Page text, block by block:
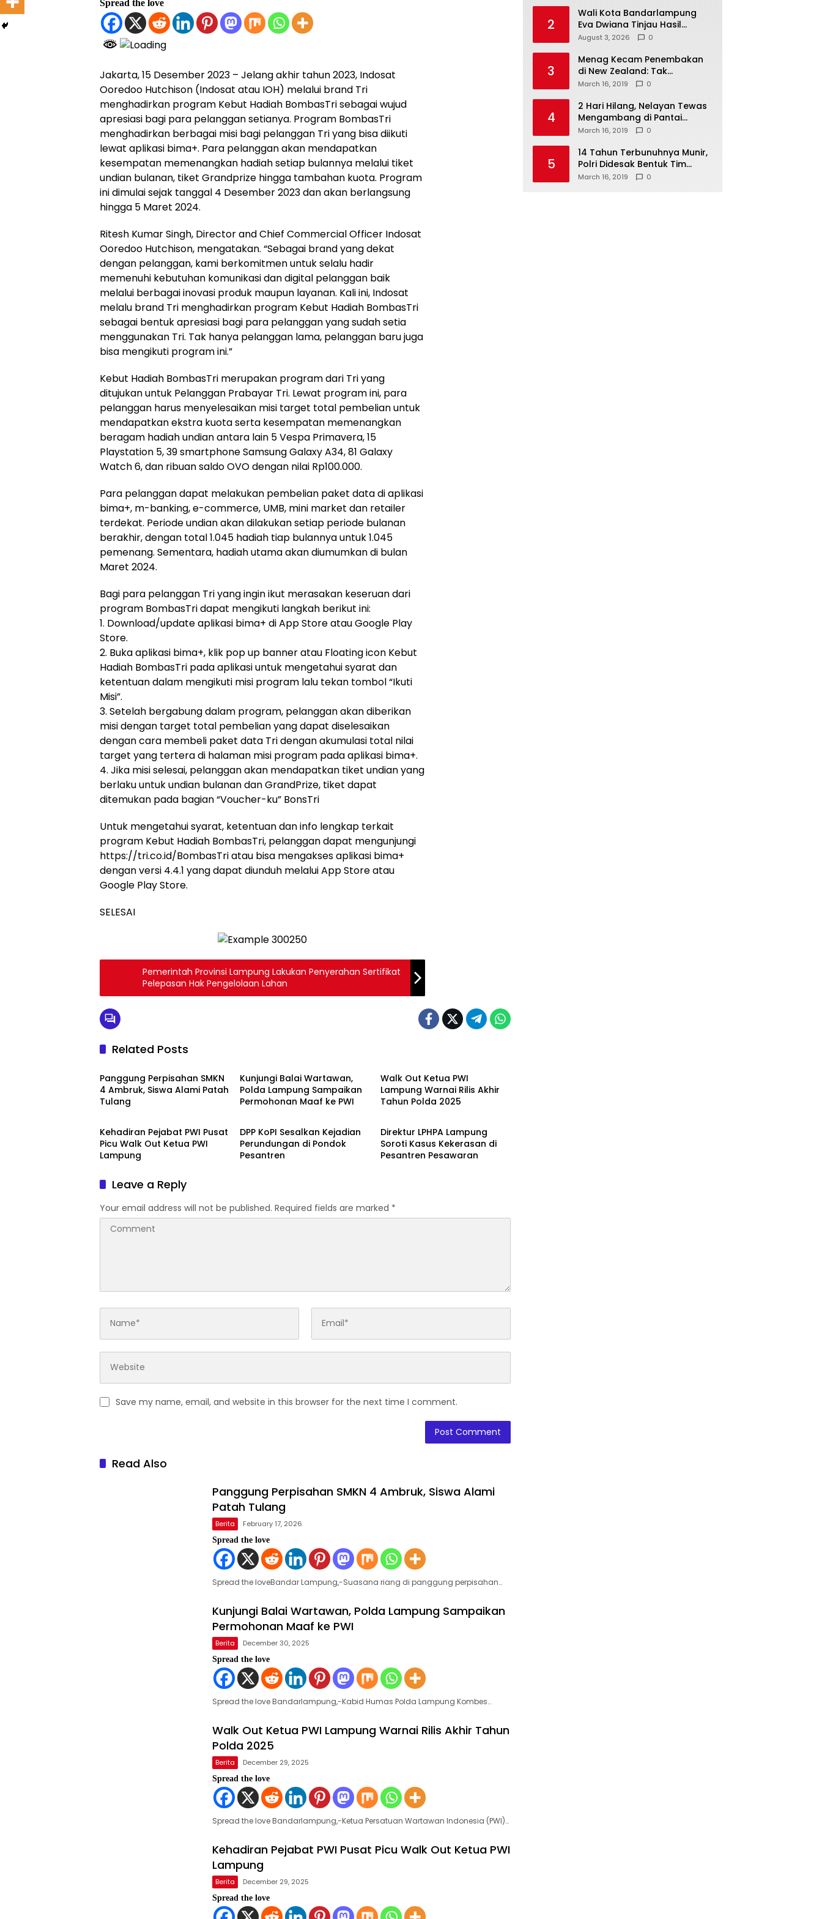
Spread the love
Jakarta, 15 Desember 2023 – Jelang akhir tahun 2023, Indosat
Ooredoo Hutchison (Indosat atau IOH) melalui brand Tri
menghadirkan program Kebut Hadiah BombasTri sebagai wujud
apresiasi bagi para pelanggan setianya. Program BombasTri
menghadirkan berbagai misi bagi pelanggan Tri yang bisa diikuti
lewat aplikasi bima+. Para pelanggan akan mendapatkan
kesempatan memenangkan hadiah setiap bulannya melalui tiket
undian bulanan, tiket Grandprize hingga tambahan kuota. Program
ini dimulai sejak tanggal 4 Desember 2023 dan akan berlangsung
hingga 5 Maret 2024.
Ritesh Kumar Singh, Director and Chief Commercial Officer Indosat
Ooredoo Hutchison, mengatakan. “Sebagai brand yang dekat
dengan pelanggan, kami berkomitmen untuk selalu hadir
memenuhi kebutuhan komunikasi dan digital pelanggan baik
melalui berbagai inovasi produk maupun layanan. Kali ini, Indosat
melalu brand Tri menghadirkan program Kebut Hadiah BombasTri
sebagai bentuk apresiasi bagi para pelanggan yang sudah setia
menggunakan Tri. Tak hanya pelanggan lama, pelanggan baru juga
bisa mengikuti program ini.”
Kebut Hadiah BombasTri merupakan program dari Tri yang
ditujukan untuk Pelanggan Prabayar Tri. Lewat program ini, para
pelanggan harus menyelesaikan misi target total pembelian untuk
mendapatkan ekstra kuota serta kesempatan memenangkan
beragam hadiah undian antara lain 5 Vespa Primavera, 15
Playstation 5, 39 smartphone Samsung Galaxy A34, 81 Galaxy
Watch 6, dan ribuan saldo OVO dengan nilai Rp100.000.
Para pelanggan dapat melakukan pembelian paket data di aplikasi
bima+, m-banking, e-commerce, UMB, mini market dan retailer
terdekat. Periode undian akan dilakukan setiap periode bulanan
berakhir, dengan total 1.045 hadiah tiap bulannya untuk 1.045
pemenang. Sementara, hadiah utama akan diumumkan di bulan
Maret 2024.
Bagi para pelanggan Tri yang ingin ikut merasakan keseruan dari
program BombasTri dapat mengikuti langkah berikut ini:
1. Download/update aplikasi bima+ di App Store atau Google Play
Store.
2. Buka aplikasi bima+, klik pop up banner atau Floating icon Kebut
Hadiah BombasTri pada aplikasi untuk mengetahui syarat dan
ketentuan dalam mengikuti misi program lalu tekan tombol “Ikuti
Misi”.
3. Setelah bergabung dalam program, pelanggan akan diberikan
misi dengan target total pembelian yang dapat diselesaikan
dengan cara membeli paket data Tri dengan akumulasi total nilai
target yang tertera di halaman misi program pada aplikasi bima+.
4. Jika misi selesai, pelanggan akan mendapatkan tiket undian yang
berlaku untuk undian bulanan dan GrandPrize, tiket dapat
ditemukan pada bagian “Voucher-ku” BonsTri
Untuk mengetahui syarat, ketentuan dan info lengkap terkait
program Kebut Hadiah BombasTri, pelanggan dapat mengunjungi
https://tri.co.id/BombasTri atau bisa mengakses aplikasi bima+
dengan versi 4.4.1 yang dapat diunduh melalui App Store atau
Google Play Store.
SELESAI
Pemerintah Provinsi Lampung Lakukan Penyerahan Sertifikat
Pelepasan Hak Pengelolaan Lahan
Related Posts
Berita
Panggung Perpisahan SMKN
4 Ambruk, Siswa Alami Patah
Tulang
Kunjungi Balai Wartawan,
Polda Lampung Sampaikan
Permohonan Maaf ke PWI
Walk Out Ketua PWI
Lampung Warnai Rilis Akhir
Tahun Polda 2025
Berita
Kehadiran Pejabat PWI Pusat
Picu Walk Out Ketua PWI
Lampung
Berita
DPP KoPI Sesalkan Kejadian
Perundungan di Pondok
Pesantren
Berita
Direktur LPHPA Lampung
Soroti Kasus Kekerasan di
Pesantren Pesawaran
Leave a Reply
Your email address will not be published. Required fields are marked *
Save my name, email, and website in this browser for the next time I comment.
Read Also
Panggung Perpisahan SMKN 4 Ambruk, Siswa Alami
Patah Tulang
Berita February 17, 2026
Spread the love
Spread the loveBandar Lampung,-Suasana riang di panggung perpisahan…
Kunjungi Balai Wartawan, Polda Lampung Sampaikan
Permohonan Maaf ke PWI
Berita December 30, 2025
Spread the love
Spread the love Bandarlampung,-Kabid Humas Polda Lampung Kombes…
Walk Out Ketua PWI Lampung Warnai Rilis Akhir Tahun
Polda 2025
Berita December 29, 2025
Spread the love
Spread the love Bandarlampung,-Ketua Persatuan Wartawan Indonesia (PWI)…
Kehadiran Pejabat PWI Pusat Picu Walk Out Ketua PWI
Lampung
Berita December 29, 2025
Spread the love
2
Wali Kota Bandarlampung
Eva Dwiana Tinjau Hasil
Perbaikan Jalan Wala Kuba
August 3, 2026 0
3
Menag Kecam Penembakan
di New Zealand: Tak
Berperikemanusiaan!
March 16, 2019 0
4
2 Hari Hilang, Nelayan Tewas
Mengambang di Pantai
Cipalawah Garut
March 16, 2019 0
5
14 Tahun Terbunuhnya Munir,
Polri Didesak Bentuk Tim
Khusus
March 16, 2019 0